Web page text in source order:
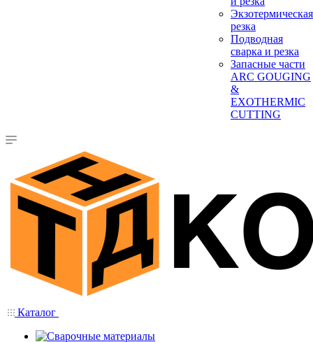
Экзотермическая
резка
Подводная
сварка и резка
Запасные части
ARC GOUGING
&
EXOTHERMIC
CUTTING
Каталог